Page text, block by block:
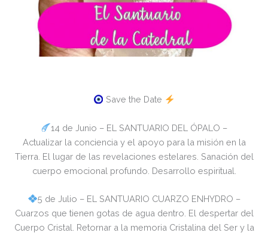
Save the Date
14 de Junio – EL SANTUARIO DEL ÓPALO –
Actualizar la conciencia y el apoyo para la misión en la
Tierra. El lugar de las revelaciones estelares. Sanación del
cuerpo emocional profundo. Desarrollo espiritual.
5 de Julio – EL SANTUARIO CUARZO ENHYDRO –
Cuarzos que tienen gotas de agua dentro. El despertar del
Cuerpo Cristal. Retornar a la memoria Cristalina del Ser y la